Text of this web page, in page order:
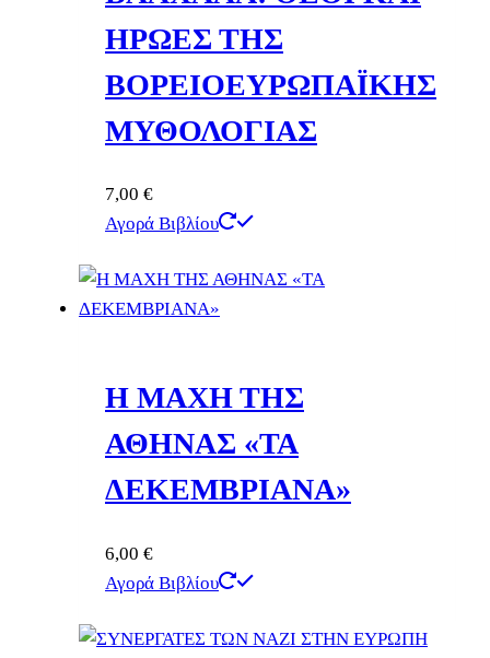
ΗΡΩΕΣ ΤΗΣ
ΒΟΡΕΙΟΕΥΡΩΠΑΪΚΗΣ
ΜΥΘΟΛΟΓΙΑΣ
7,00 €
Αγορά Βιβλίου
Η ΜΑΧΗ ΤΗΣ
ΑΘΗΝΑΣ «ΤΑ
ΔΕΚΕΜΒΡΙΑΝΑ»
6,00 €
Αγορά Βιβλίου